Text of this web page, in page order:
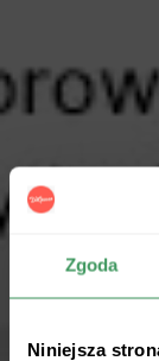
Zgoda
Niniejsza